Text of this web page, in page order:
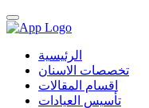
الرئيسية
تخصصات الاسنان
اقسام المقالات
تأسيس العيادات